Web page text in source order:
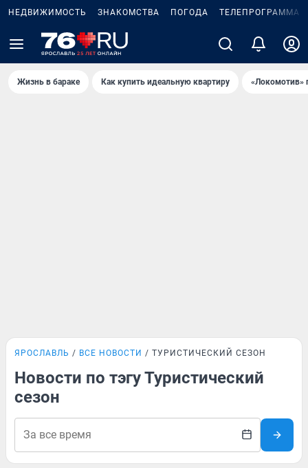
НЕДВИЖИМОСТЬ ЗНАКОМСТВА ПОГОДА ТЕЛЕПРОГРАММА
Жизнь в бараке Как купить идеальную квартиру «Локомотив»
ЯРОСЛАВЛЬ ВСЕ НОВОСТИ ТУРИСТИЧЕСКИЙ СЕЗОН
Новости по тэгу Туристический
сезон